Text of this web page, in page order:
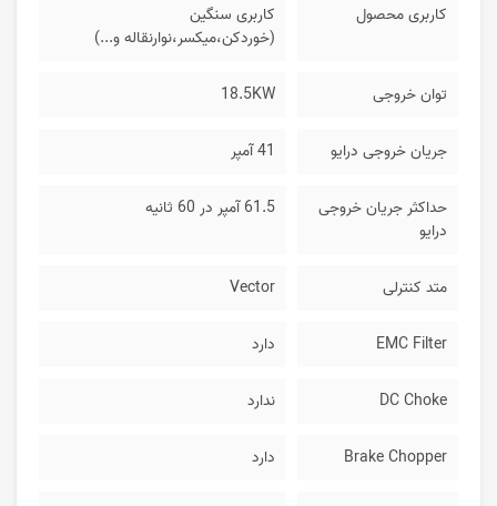
کاربری محصول
کاربری سنگین
(خوردکن،میکسر،نوارنقاله و...)
توان خروجی 18.5KW
جریان خروجی درایو 41 آمپر
حداکثر جریان خروجی
درایو
61.5 آمپر در 60 ثانیه
متد کنترلی Vector
EMC Filter دارد
DC Choke ندارد
Brake Chopper دارد